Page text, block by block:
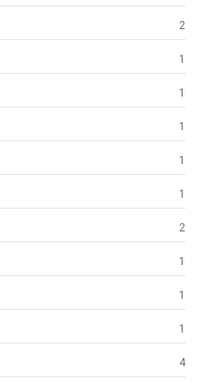
2
1
1
1
1
1
2
1
1
1
4